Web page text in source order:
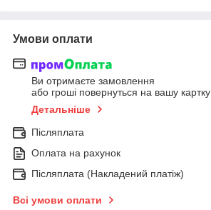
Умови оплати
Ви отримаєте замовлення
або гроші повернуться на вашу картку
Детальніше
Післяплата
Оплата на рахунок
Післяплата (Накладений платіж)
Всі умови оплати